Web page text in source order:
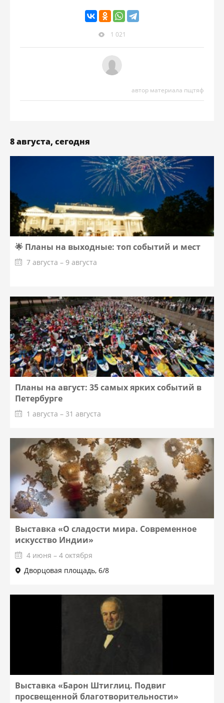
1 021
автор материала пщтяф
8 августа, сегодня
🌟 Планы на выходные: топ событий и мест
7 августа – 9 августа
Планы на август: 35 самых ярких событий в
Петербурге
1 августа – 31 августа
Выставка «О сладости мира. Современное
искусство Индии»
4 июня – 4 октября
Дворцовая площадь, 6/8
Выставка «Барон Штиглиц. Подвиг
просвещенной благотворительности»